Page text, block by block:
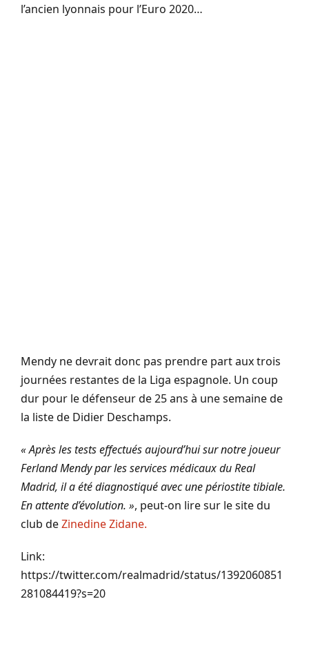
l’ancien lyonnais pour l’Euro 2020…
Mendy ne devrait donc pas prendre part aux trois
journées restantes de la Liga espagnole. Un coup
dur pour le défenseur de 25 ans à une semaine de
la liste de Didier Deschamps.
« Après les tests effectués aujourd’hui sur notre joueur
Ferland Mendy par les services médicaux du Real
Madrid, il a été diagnostiqué avec une périostite tibiale.
En attente d’évolution. », peut-on lire sur le site du
club deZinedine Zidane.
Link:
https://twitter.com/realmadrid/status/1392060851
281084419?s=20